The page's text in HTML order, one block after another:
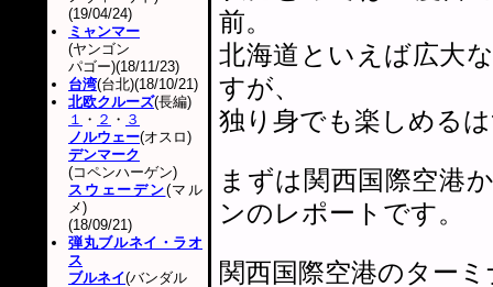
前。
北海道といえば広大
すが、
独り身でも楽しめる
まずは関西国際空港
ンのレポートです。
関西国際空港のター
(19/04/24)
ミャンマー
(ヤンゴン
パゴー)(18/11/23)
台湾(台北)(18/10/21)
北欧クルーズ(長編)
１ ・ ２ ・ ３
ノルウェー(オスロ)
デンマーク
(コペンハーゲン)
スウェーデン(マル
メ)
(18/09/21)
弾丸ブルネイ・ラオ
ス
ブルネイ(バンダル